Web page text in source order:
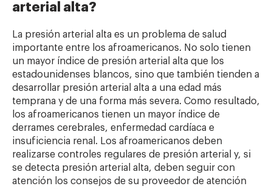
arterial alta?
La presión arterial alta es un problema de salud
importante entre los afroamericanos. No solo tienen
un mayor índice de presión arterial alta que los
estadounidenses blancos, sino que también tienden a
desarrollar presión arterial alta a una edad más
temprana y de una forma más severa. Como resultado,
los afroamericanos tienen un mayor índice de
derrames cerebrales, enfermedad cardíaca e
insuficiencia renal. Los afroamericanos deben
realizarse controles regulares de presión arterial y, si
se detecta presión arterial alta, deben seguir con
atención los consejos de su proveedor de atención